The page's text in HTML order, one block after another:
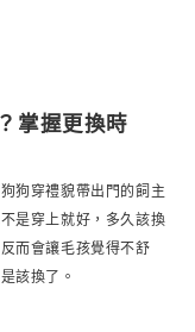
掌握更換時
狗穿禮貌帶出門的飼主
是穿上就好，多久該換
而會讓毛孩覺得不舒
該換了。